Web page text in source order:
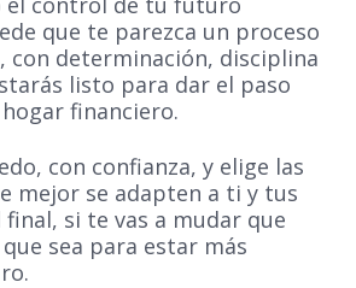
que te parezca un proceso
con determinación, disciplina
listo para dar el paso
financiero.
con confianza, y elige las
mejor se adapten a ti y tus
final, si te vas a mudar que
sea para estar más